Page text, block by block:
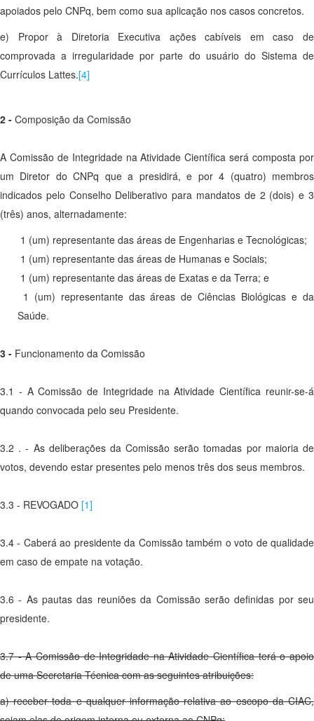
apoiados pelo CNPq, bem como sua aplicação nos casos concretos.
e) Propor à Diretoria Executiva ações cabíveis em caso de
comprovada a irregularidade por parte do usuário do Sistema de
Currículos Lattes.[4]
2 - Composição da Comissão
A Comissão de Integridade na Atividade Científica será composta por
um Diretor do CNPq que a presidirá, e por 4 (quatro) membros
indicados pelo Conselho Deliberativo para mandatos de 2 (dois) e 3
(três) anos, alternadamente:
1 (um) representante das áreas de Engenharias e Tecnológicas;
1 (um) representante das áreas de Humanas e Sociais;
1 (um) representante das áreas de Exatas e da Terra; e
1 (um) representante das áreas de Ciências Biológicas e da
Saúde.
3 - Funcionamento da Comissão
3.1 - A Comissão de Integridade na Atividade Científica reunir-se-á
quando convocada pelo seu Presidente.
3.2 . - As deliberações da Comissão serão tomadas por maioria de
votos, devendo estar presentes pelo menos três dos seus membros.
3.3 - REVOGADO [1]
3.4 - Caberá ao presidente da Comissão também o voto de qualidade
em caso de empate na votação.
3.6 - As pautas das reuniões da Comissão serão definidas por seu
presidente.
3.7 - A Comissão de Integridade na Atividade Científica terá o apoio
de uma Secretaria Técnica com as seguintes atribuições:
a) receber toda e qualquer informação relativa ao escopo da CIAC,